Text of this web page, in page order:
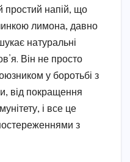
простий напій, що
лимона, давно
натуральні
Він не просто
у боротьбі з
від покращення
і все це
з